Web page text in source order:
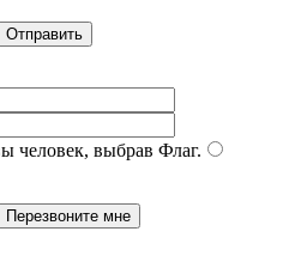
человек, выбрав Флаг.